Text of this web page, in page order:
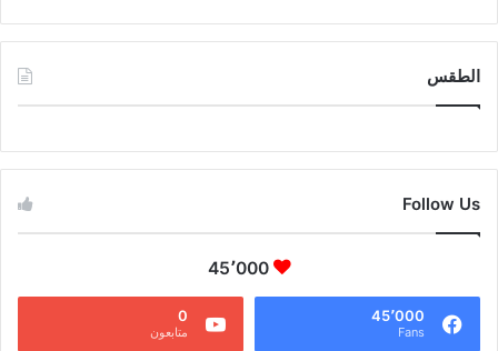
الطقس
Follow Us
45٬000
45٬000
Fans
0
متابعون